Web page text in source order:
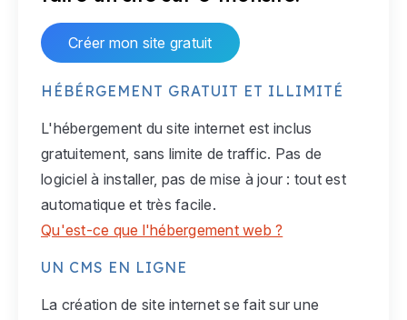
Créer mon site gratuit
HÉBÉRGEMENT GRATUIT ET ILLIMITÉ
L'hébergement du site internet est inclus
gratuitement, sans limite de traffic. Pas de
logiciel à installer, pas de mise à jour : tout est
automatique et très facile.
Qu'est-ce que l'hébergement web ?
UN CMS EN LIGNE
La création de site internet se fait sur une